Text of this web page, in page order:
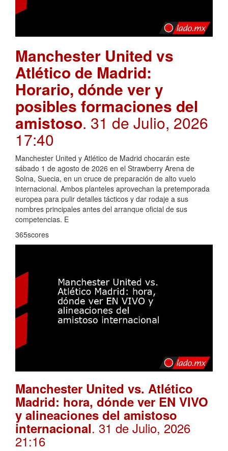
Manchester United vs
Atlético de Madrid:
Horario, dónde ver y
posibles formaciones del
amistoso. 31 de Julio, 2026
17:40
Manchester United y Atlético de Madrid chocarán este
sábado 1 de agosto de 2026 en el Strawberry Arena de
Solna, Suecia, en un cruce de preparación de alto vuelo
internacional. Ambos planteles aprovechan la pretemporada
europea para pulir detalles tácticos y dar rodaje a sus
nombres principales antes del arranque oficial de sus
competencias. E
365scores
Manchester United vs. Atlético
Madrid: hora, dónde ver EN VIVO
y alineaciones del amistoso
internacional. 31 de Julio, 2026
21:16